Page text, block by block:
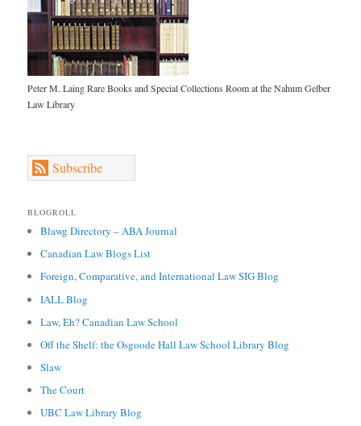
Peter M. Laing Rare Books and Special Collections Room at the Nahum Gelber
Law Library
Subscribe
BLOGROLL
Blawg Directory – ABA Journal
Canadian Law Blogs List
Foreign, Comparative, and International Law SIG Blog
IALL Blog
Law, Eh? Canadian Law School
Off the Shelf: the Osgoode Hall Law School Library Blog
Slaw
The Court
UBC Law Library Blog